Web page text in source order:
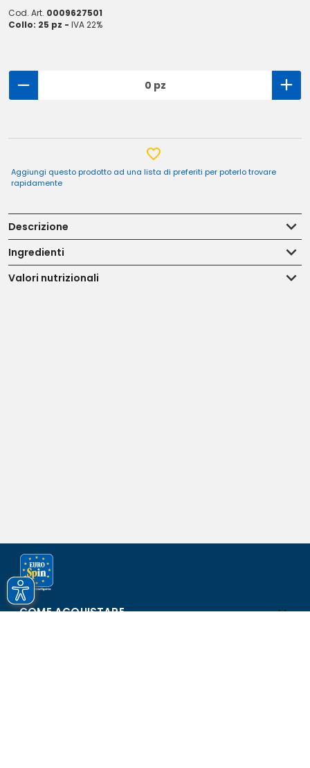
Cod. Art. 0009627501
Collo: 25 pz - IVA 22%
0 pz
Aggiungi questo prodotto ad una lista di preferiti per poterlo trovare
rapidamente
Descrizione
Ingredienti
Valori nutrizionali
COME ACQUISTARE